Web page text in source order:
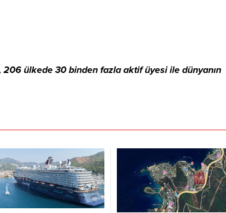
ülkede 30 binden fazla aktif üyesi ile dünyanın